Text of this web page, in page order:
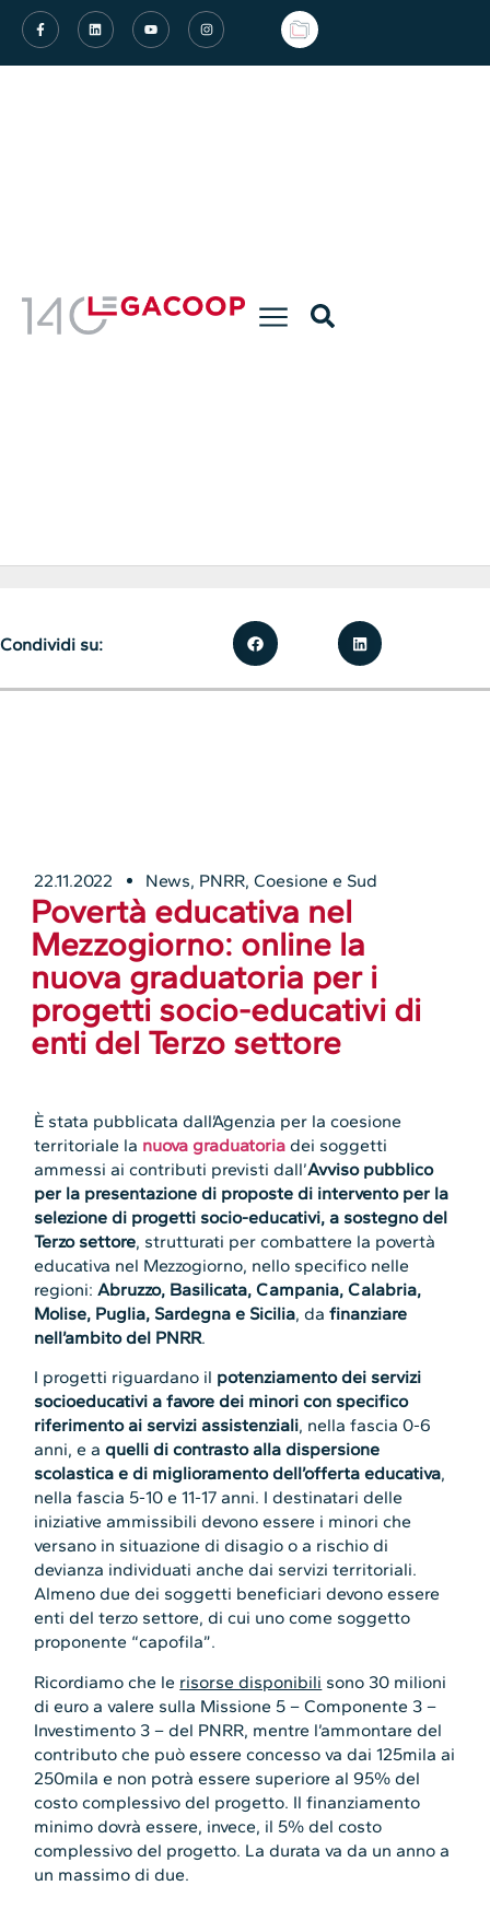
22.11.2022 News, PNRR, Coesione e Sud
Povertà educativa nel
Mezzogiorno: online la
nuova graduatoria per i
progetti socio-educativi di
enti del Terzo settore
È stata pubblicata dall’Agenzia per la coesione
territoriale la nuova graduatoria dei soggetti
ammessi ai contributi previsti dall’Avviso pubblico
per la presentazione di proposte di intervento per la
selezione di progetti socio-educativi, a sostegno del
Terzo settore, strutturati per combattere la povertà
educativa nel Mezzogiorno, nello specifico nelle
regioni:Abruzzo, Basilicata, Campania, Calabria,
Molise, Puglia, Sardegna e Sicilia, dafinanziare
nell’ambito del PNRR.
I progetti riguardano il potenziamento dei servizi
socioeducativi a favore dei minori con specifico
riferimento ai servizi assistenziali, nella fascia 0-6
anni, e aquelli di contrasto alla dispersione
scolastica e di miglioramento dell’offerta educativa,
nella fascia 5-10 e 11-17 anni. I destinatari delle
iniziative ammissibili devono essere i minori che
versano in situazione di disagio o a rischio di
devianza individuati anche dai servizi territoriali.
Almeno due dei soggetti beneficiari devono essere
enti del terzo settore, di cui uno come soggetto
proponente “capofila”.
Ricordiamo che le risorse disponibili sono 30 milioni
di euro a valere sulla Missione 5 – Componente 3 –
Investimento 3 – del PNRR, mentre l’ammontare del
contributo che può essere concesso va dai 125mila ai
250mila e non potrà essere superiore al 95% del
costo complessivo del progetto. Il finanziamento
minimo dovrà essere, invece, il 5% del costo
complessivo del progetto. La durata va da un anno a
un massimo di due.
Condividi su: